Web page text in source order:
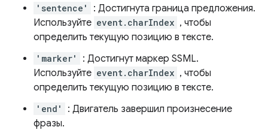
'sentence'
: Достигнута граница предложения.
Используйте event.charIndex , чтобы
определить текущую позицию в тексте.
'marker'
: Достигнут маркер SSML.
Используйте event.charIndex , чтобы
определить текущую позицию в тексте.
'end'
: Двигатель завершил произнесение
фразы.